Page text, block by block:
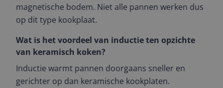
magnetische bodem. Niet alle pannen werken dus
op dit type kookplaat.
Wat is het voordeel van inductie ten opzichte
van keramisch koken?
Inductie warmt pannen doorgaans sneller en
gerichter op dan keramische kookplaten.